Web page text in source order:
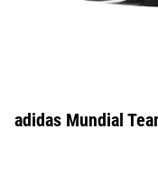
adidas Mundial